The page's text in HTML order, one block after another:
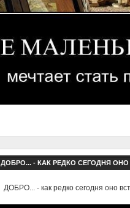
ДОБРО... - КАК РЕДКО СЕГОДНЯ ОНО
ДОБРО... - как редко сегодня оно